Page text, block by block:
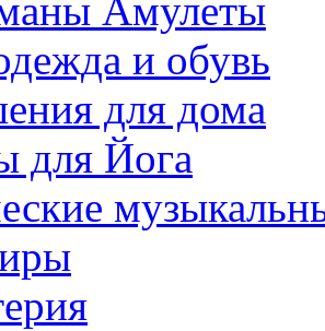
Амулеты
и обувь
для дома
для Йога